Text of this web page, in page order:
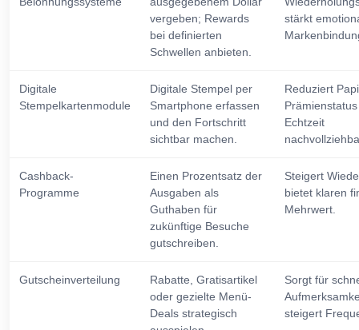
vergeben; Rewards
bei definierten
Schwellen anbieten.
stärkt
Digitale
Stempelkartenmodule
Digitale Stempel per
Smartphone erfassen
und den Fortschritt
sichtbar machen.
Reduziert
Echtzeit
Cashback-
Programme
Einen Prozentsatz der
Ausgaben als
Guthaben für
zukünftige Besuche
gutschreiben.
Steigert
bietet klaren
Mehrwert.
Gutscheinverteilung
Rabatte, Gratisartikel
oder gezielte Menü-
Deals strategisch
Sorgt für
steigert